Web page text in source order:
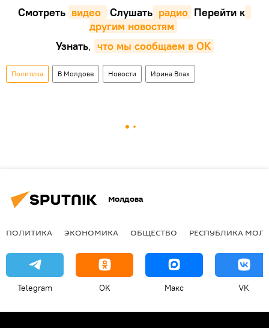
Смотреть видео Cлушать радио Перейти к
другим новостям
Узнать, что мы сообщаем в OK
Политика В Молдове Новости Ирина Влах
Молдова
ПОЛИТИКА ЭКОНОМИКА ОБЩЕСТВО РЕСПУБЛИКА
Telegram OK Макс VK